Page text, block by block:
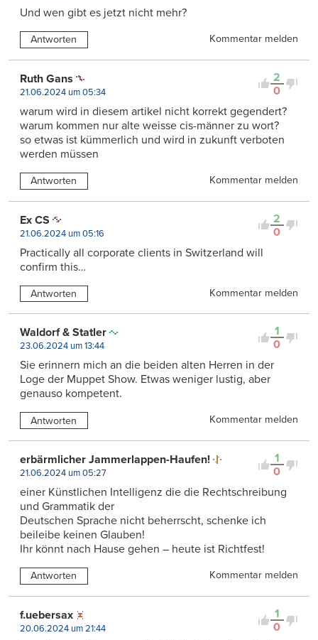
Und wen gibt es jetzt nicht mehr?
Antworten Kommentar melden
2
0
Ruth Gans
21.06.2024 um 05:34
warum wird in diesem artikel nicht korrekt gegendert?
warum kommen nur alte weisse cis-männer zu wort?
so etwas ist kümmerlich und wird in zukunft verboten
werden müssen
Antworten Kommentar melden
2
0
Ex CS
21.06.2024 um 05:16
Practically all corporate clients in Switzerland will
confirm this…
Antworten Kommentar melden
1
0
Waldorf & Statler
23.06.2024 um 13:44
Sie erinnern mich an die beiden alten Herren in der
Loge der Muppet Show. Etwas weniger lustig, aber
genauso kompetent.
Antworten Kommentar melden
1
0
erbärmlicher Jammerlappen-Haufen!
21.06.2024 um 05:27
einer Künstlichen Intelligenz die die Rechtschreibung
und Grammatik der
Deutschen Sprache nicht beherrscht, schenke ich
beileibe keinen Glauben!
Ihr könnt nach Hause gehen – heute ist Richtfest!
Antworten Kommentar melden
1
0
f.uebersax
20.06.2024 um 21:44